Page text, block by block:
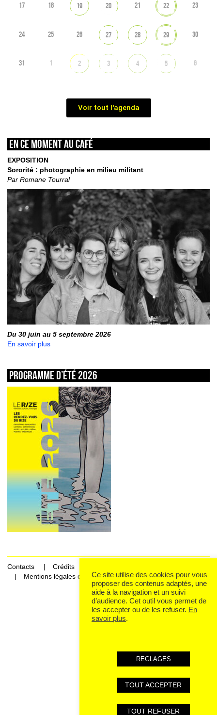
17 18 19 20 21 22 23
24 25 26 27 28 29 30
31 1 2 3 4 5 6
Voir tout l'agenda
En ce moment au café
EXPOSITION
Sororité : photographie en milieu militant
Par Romane Tourral
Du 30 juin au 5 septembre 2026
En savoir plus
Programme d’été 2026
Contacts
Crédits
Mentions légales et données personnelles
Ce site utilise des cookies pour vous
proposer des contenus adaptés, une
aide à la navigation et un suivi
d’audience. Cet outil vous permet de
les accepter ou de les refuser. En
savoir plus.
REGLAGES
TOUT ACCEPTER
TOUT REFUSER